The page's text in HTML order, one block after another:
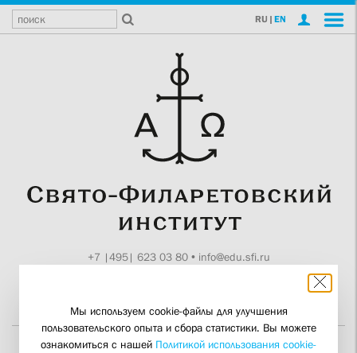
RU | EN
+7 |495| 623 03 80• info@edu.sfi.ru
Мы используем cookie-файлы для улучшения
пользовательского опыта и сбора статистики. Вы можете
ознакомиться с нашей Политикой использования cookie-